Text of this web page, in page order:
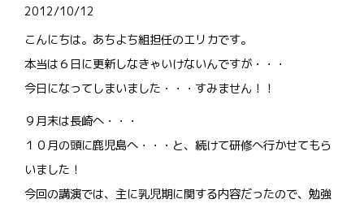
2012/10/12
こんにちは。あちよち組担任のエリカです。
本当は６日に更新しなきゃいけないんですが・・・
今日になってしまいました・・・すみません！！
９月末は長崎へ・・・
１０月の頭に鹿児島へ・・・と、続けて研修へ行かせてもら
いました！
今回の講演では、主に乳児期に関する内容だったので、勉強